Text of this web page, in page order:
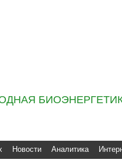
Новости Аналитика